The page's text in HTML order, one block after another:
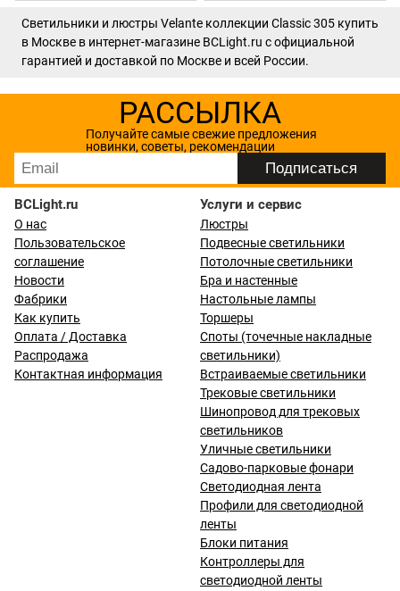
Светильники и люстры Velante коллекции Classic 305 купить
в Москве в интернет-магазине BCLight.ru с официальной
гарантией и доставкой по Москве и всей России.
РАССЫЛКА
Получайте самые свежие предложения
новинки, советы, рекомендации
BCLight.ru
О нас
Пользовательское
соглашение
Новости
Фабрики
Как купить
Оплата / Доставка
Распродажа
Контактная информация
Услуги и сервис
Люстры
Подвесные светильники
Потолочные светильники
Бра и настенные
Настольные лампы
Торшеры
Споты (точечные накладные
светильники)
Встраиваемые светильники
Трековые светильники
Шинопровод для трековых
светильников
Уличные светильники
Садово-парковые фонари
Светодиодная лента
Профили для светодиодной
ленты
Блоки питания
Контроллеры для
светодиодной ленты